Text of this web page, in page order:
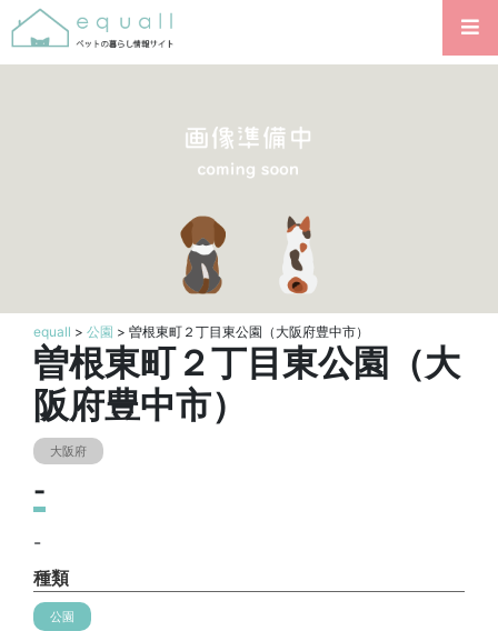
equall > 公園 > 曽根東町２丁目東公園（大阪府豊中市）
曽根東町２丁目東公園（大
阪府豊中市）
大阪府
-
-
種類
公園